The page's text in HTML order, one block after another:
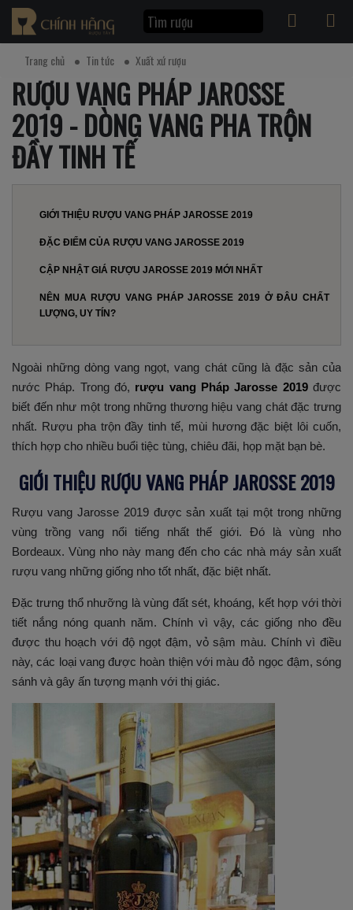
Trang chủ Tin tức Xuất xứ rượu
RƯỢU VANG PHÁP JAROSSE
2019 - DÒNG VANG PHA TRỘN
ĐẦY TINH TẾ
GIỚI THIỆU RƯỢU VANG PHÁP JAROSSE 2019
ĐẶC ĐIỂM CỦA RƯỢU VANG JAROSSE 2019
CẬP NHẬT GIÁ RƯỢU JAROSSE 2019 MỚI NHẤT
NÊN MUA RƯỢU VANG PHÁP JAROSSE 2019 Ở ĐÂU CHẤT
LƯỢNG, UY TÍN?
Ngoài những dòng vang ngọt, vang chát cũng là đặc sản của
nước Pháp. Trong đó, rượu vang Pháp Jarosse 2019 được
biết đến như một trong những thương hiệu vang chát đặc trưng
nhất. Rượu pha trộn đầy tinh tế, mùi hương đặc biệt lôi cuốn,
thích hợp cho nhiều buổi tiệc tùng, chiêu đãi, họp mặt bạn bè.
GIỚI THIỆU RƯỢU VANG PHÁP JAROSSE 2019
Rượu vang Jarosse 2019 được sản xuất tại một trong những
vùng trồng vang nổi tiếng nhất thế giới. Đó là vùng nho
Bordeaux. Vùng nho này mang đến cho các nhà máy sản xuất
rượu vang những giống nho tốt nhất, đặc biệt nhất.
Đặc trưng thổ nhưỡng là vùng đất sét, khoáng, kết hợp với thời
tiết nắng nóng quanh năm. Chính vì vậy, các giống nho đều
được thu hoạch với độ ngọt đậm, vỏ sậm màu. Chính vì điều
này, các loại vang được hoàn thiện với màu đỏ ngọc đậm, sóng
sánh và gây ấn tượng mạnh với thị giác.